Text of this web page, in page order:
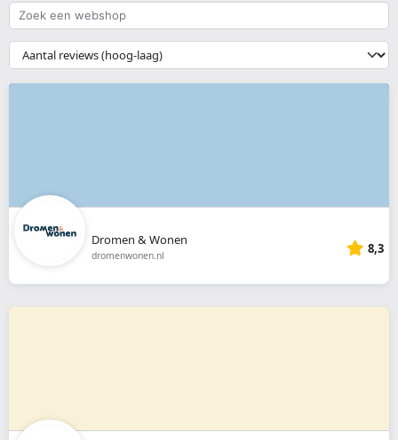
Zoek
een
webshop
{{
__('Sort')
}}
Dromen & Wonen
dromenwonen.nl 8,3